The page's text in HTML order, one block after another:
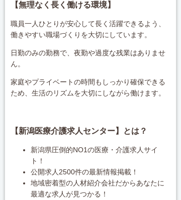
【無理なく長く働ける環境】
職員一人ひとりが安心して長く活躍できるよう、
働きやすい職場づくりを大切にしています。
日勤のみの勤務で、夜勤や過度な残業はありませ
ん。
家庭やプライベートの時間もしっかり確保できる
ため、生活のリズムを大切にしながら働けます。
【新潟医療介護求人センター】とは？
新潟県圧倒的NO1の医療・介護求人サイ
ト！
公開求人2500件の最新情報掲載！
地域密着型の人材紹介会社だからあなたに
最適な求人が見つかる！